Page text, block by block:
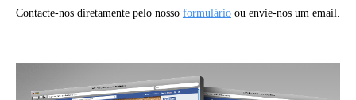
Contacte-nos diretamente pelo nosso formulário ou envie-nos um email.